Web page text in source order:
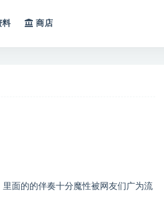
料 商店
面的的伴奏十分魔性被网友们广为流